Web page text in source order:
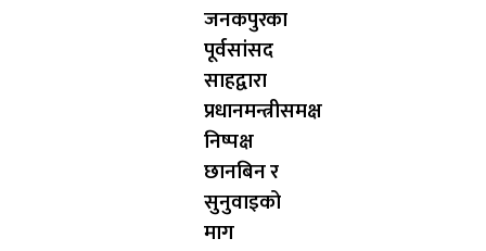
जनकपुरका
पूर्वसांसद
साहद्वारा
प्रधानमन्त्रीसमक्ष
निष्पक्ष
छानबिन र
सुनुवाइको
माग